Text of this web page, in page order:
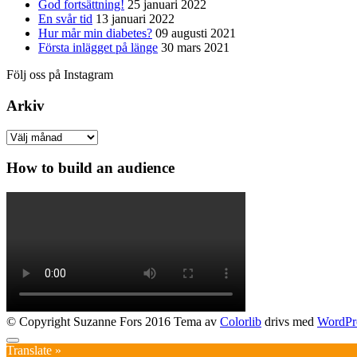
God fortsättning! 25 januari 2022
En svår tid 13 januari 2022
Hur mår min diabetes? 09 augusti 2021
Första inlägget på länge 30 mars 2021
Följ oss på Instagram
Arkiv
Arkiv
How to build an audience
© Copyright Suzanne Fors 2016 Tema av Colorlib drivs med
Translate »